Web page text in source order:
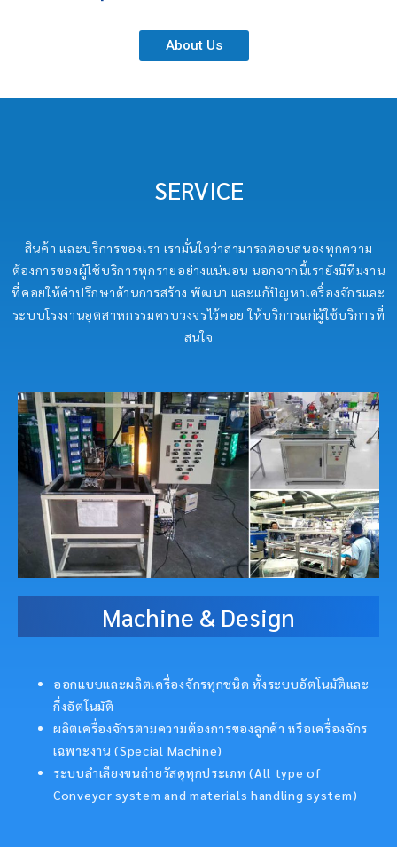
About Us
SERVICE
สินค้า และบริการของเรา เรามั่นใจว่าสามารถตอบสนองทุกความ
ต้องการของผู้ใช้บริการทุกรายอย่างแน่นอน นอกจากนี้เรายังมีทีมงาน
ที่คอยให้คำปรึกษาด้านการสร้าง พัฒนา และแก้ปัญหาเครื่องจักรและ
ระบบโรงงานอุตสาหกรรมครบวงจรไว้คอย ให้บริการแก่ผู้ใช้บริการที่
สนใจ
Machine & Design
ออกแบบและผลิตเครื่องจักรทุกชนิด ทั้งระบบอัตโนมัติและ
กึ่งอัตโนมัติ
ผลิตเครื่องจักรตามความต้องการของลูกค้า หรือเครื่องจักร
เฉพาะงาน (Special Machine)
ระบบลำเลียงขนถ่ายวัสดุทุกประเภท (All type of
Conveyor system and materials handling system)